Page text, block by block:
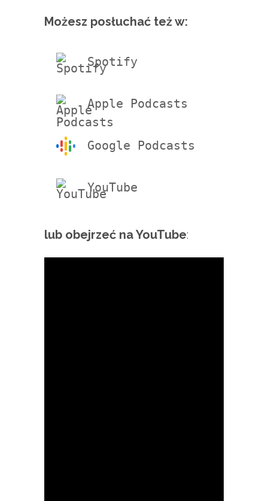
Możesz posłuchać też w:
Spotify
Apple Podcasts
Google Podcasts
YouTube
lub obejrzeć na YouTube: